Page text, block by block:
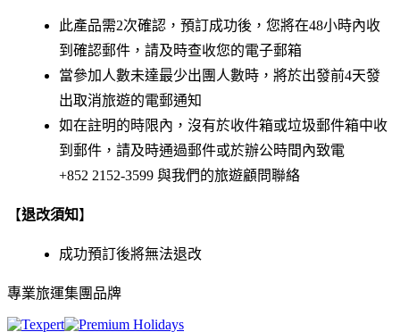
此產品需2次確認，預訂成功後，您將在48小時內收
到確認郵件，請及時查收您的電子郵箱
當參加人數未達最少出團人數時，將於出發前4天發
出取消旅遊的電郵通知
如在註明的時限內，沒有於收件箱或垃圾郵件箱中收
到郵件，請及時通過郵件或於辦公時間內致電
+852 2152-3599 與我們的旅遊顧問聯絡
【退改須知】
成功預訂後將無法退改
專業旅運集團品牌